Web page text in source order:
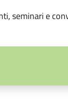
seminari e